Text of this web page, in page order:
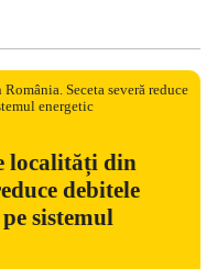
localități din
debitele
sistemul